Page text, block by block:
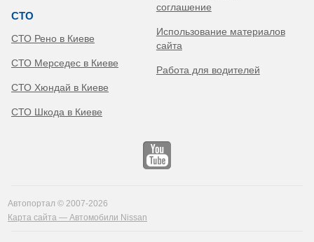
СТО
СТО Рено в Киеве
СТО Мерседес в Киеве
СТО Хюндай в Киеве
СТО Шкода в Киеве
соглашение
Использование материалов
сайта
Работа для водителей
Автопортал © 2007-2026
Карта сайта — Автомобили Nissan